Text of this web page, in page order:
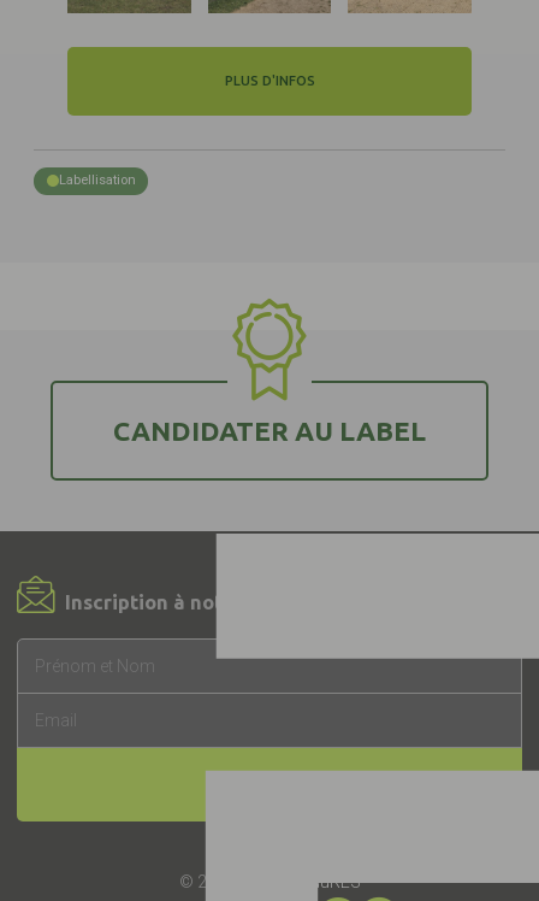
PLUS D'INFOS
Labellisation
CANDIDATER AU LABEL
Inscription à notre Newsletter !
© 2019 -
Label EquuRES